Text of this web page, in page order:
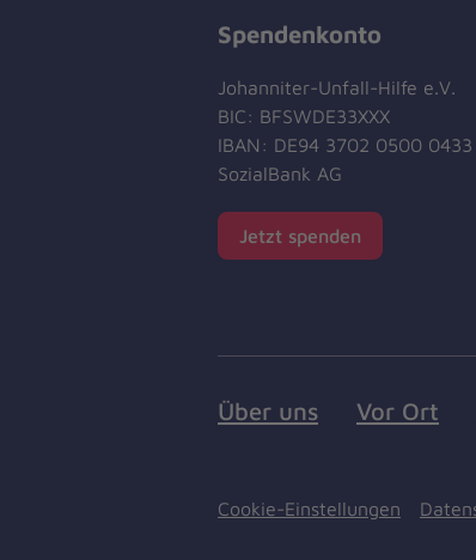
Spendenkonto
Johanniter-Unfall-Hilfe e.V.
BIC: BFSWDE33XXX
IBAN: DE94 3702 0500
SozialBank AG
Jetzt spenden
Über uns Vor Ort
Cookie-Einstellungen